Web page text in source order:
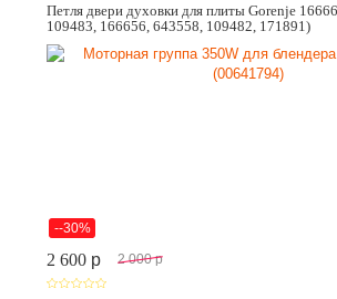
Петля двери духовки для плиты Gorenje
109483, 166656, 643558, 109482, 171891)
--30%
2 600 p 2 000 p